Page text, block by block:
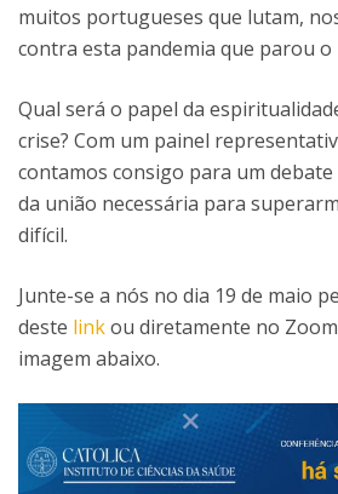
muitos portugueses que lutam,
contra esta pandemia que parou o
Qual será o papel da
crise? Com um painel
contamos consigo para um
da união necessária para
difícil.
Junte-se a nós no dia 19 de maio
deste linkou diretamente no
imagem abaixo.